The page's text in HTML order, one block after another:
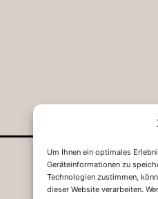
Um Ihnen ein optimales
Geräteinformationen zu
Technologien zustimmen,
dieser Website verarbeiten.